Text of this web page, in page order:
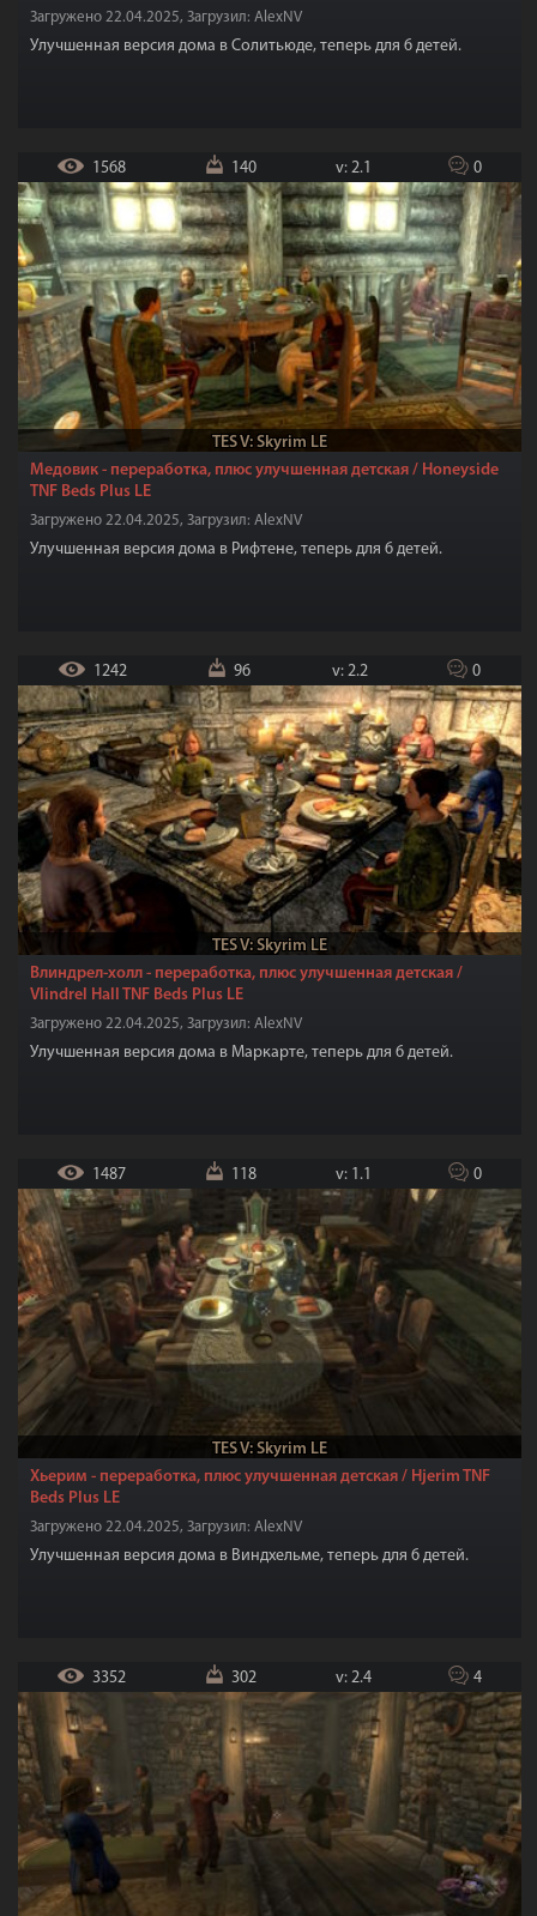
Загружено 22.04.2025, Загрузил: AlexNV
Улучшенная версия дома в Солитьюде, теперь для 6 детей.
TES V: Skyrim LE
1568 140 v: 2.1 0
Медовик - переработка, плюс улучшенная детская / Honeyside
TNF Beds Plus LE
Загружено 22.04.2025, Загрузил: AlexNV
Улучшенная версия дома в Рифтене, теперь для 6 детей.
TES V: Skyrim LE
1242 96 v: 2.2 0
Влиндрел-холл - переработка, плюс улучшенная детская /
Vlindrel Hall TNF Beds Plus LE
Загружено 22.04.2025, Загрузил: AlexNV
Улучшенная версия дома в Маркарте, теперь для 6 детей.
TES V: Skyrim LE
1487 118 v: 1.1 0
Хьерим - переработка, плюс улучшенная детская / Hjerim TNF
Beds Plus LE
Загружено 22.04.2025, Загрузил: AlexNV
Улучшенная версия дома в Виндхельме, теперь для 6 детей.
3352 302 v: 2.4 4